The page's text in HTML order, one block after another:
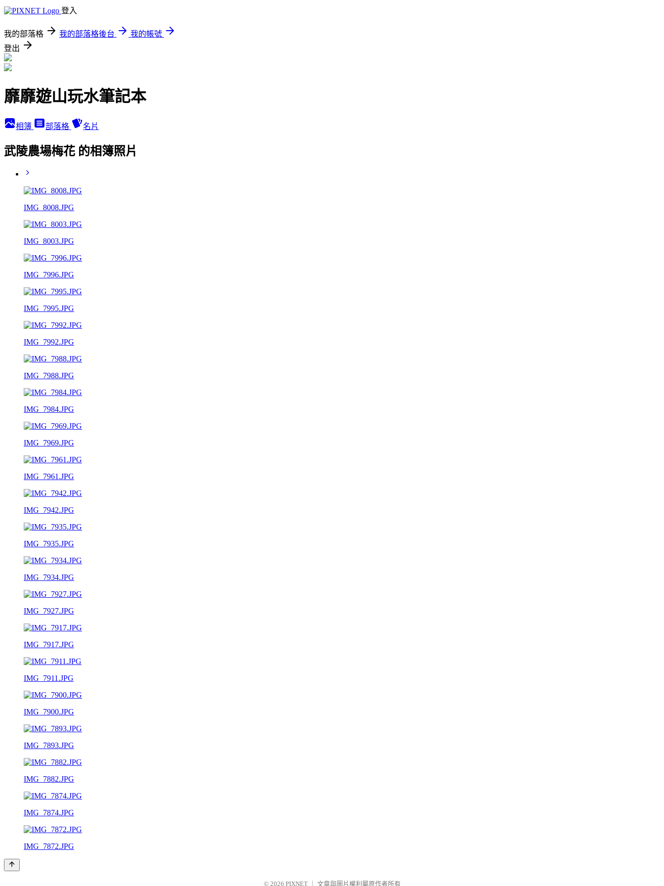
登入
我的部落格 我的部落格後台
我的帳號
登出
靡靡遊山玩水筆記本
相簿 部落格 名片
武陵農場梅花 的相簿照片
IMG_8008.JPG
IMG_8003.JPG
IMG_7996.JPG
IMG_7995.JPG
IMG_7992.JPG
IMG_7988.JPG
IMG_7984.JPG
IMG_7969.JPG
IMG_7961.JPG
IMG_7942.JPG
IMG_7935.JPG
IMG_7934.JPG
IMG_7927.JPG
IMG_7917.JPG
IMG_7911.JPG
IMG_7900.JPG
IMG_7893.JPG
IMG_7882.JPG
IMG_7874.JPG
IMG_7872.JPG
© 2026 PIXNET 文章與圖片權利屬原作者所有